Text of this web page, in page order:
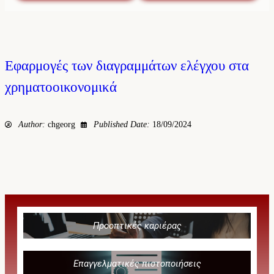
Εφαρμογές των διαγραμμάτων ελέγχου στα
χρηματοοικονομικά
Author: chgeorg Published Date: 18/09/2024
Προοπτικές καριέρας
Επαγγελματικές πιστοποιήσεις